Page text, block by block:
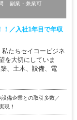
副業・兼業可
！／入社1年目で年収
ちセイコービジネ
を大切にしていま
、土木、設備、電
備企業との取引多数／
現！